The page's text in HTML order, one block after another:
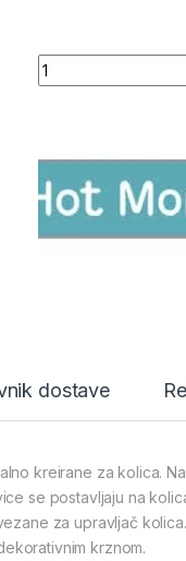
Rukavice za kolica
dostave
kreirane za kolica.
se postavljaju na
za upravljač
krznom.